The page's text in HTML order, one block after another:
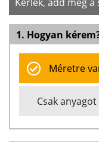
1. Hogyan
Méretre
Csak